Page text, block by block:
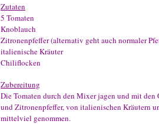
Zutaten
5 Tomaten
Knoblauch
Zitronenpfeffer (alternativ geht auch normaler
italienische Kräuter
Chiliflocken
Zubereitung
Die Tomaten durch den Mixer jagen und mit
und Zitronenpfeffer, von italienischen Kräutern
mittelviel genommen.